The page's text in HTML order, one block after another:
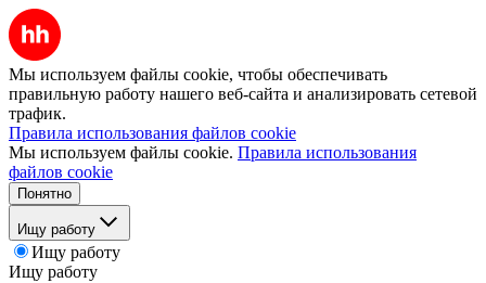
Мы используем файлы cookie, чтобы обеспечивать
правильную работу нашего веб-сайта и анализировать сетевой
трафик.
Правила использования файлов cookie
Мы используем файлы cookie. Правила использования
файлов cookie
Понятно
Ищу работу
Ищу работу
Ищу работу